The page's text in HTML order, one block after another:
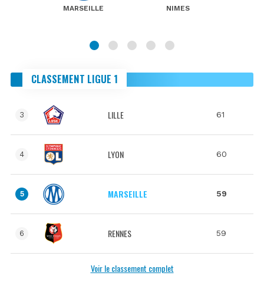
MARSEILLE NIMES
CLASSEMENT LIGUE 1
3 LILLE 61
4 LYON 60
5 MARSEILLE 59
6 RENNES 59
Voir le classement complet